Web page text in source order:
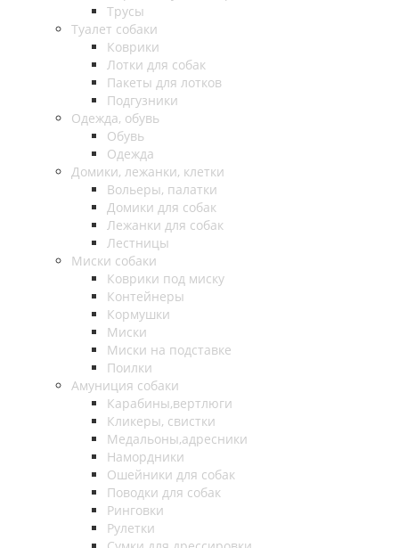
Трусы
Туалет собаки
Коврики
Лотки для собак
Пакеты для лотков
Подгузники
Одежда, обувь
Обувь
Одежда
Домики, лежанки, клетки
Вольеры, палатки
Домики для собак
Лежанки для собак
Лестницы
Миски собаки
Коврики под миску
Контейнеры
Кормушки
Миски
Миски на подставке
Поилки
Амуниция собаки
Карабины,вертлюги
Кликеры, свистки
Медальоны,адресники
Намордники
Ошейники для собак
Поводки для собак
Ринговки
Рулетки